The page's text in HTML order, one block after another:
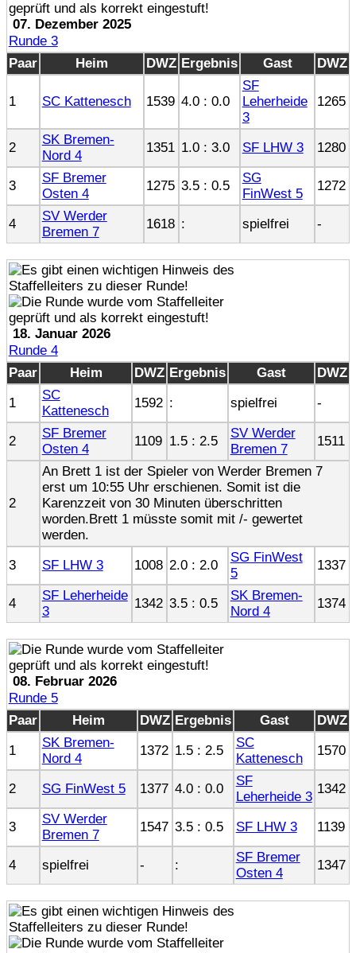
07. Dezember 2025
Runde 3
Paar
Heim DWZ Ergebnis Gast DWZ
1 SC Kattenesch 1539 4.0 : 0.0
SF
Leherheide
3
1265
2
SK Bremen-
Nord 4
1351 1.0 : 3.0 SF LHW 3 1280
3
SF Bremer
Osten 4
1275 3.5 : 0.5
SG
FinWest 5
1272
4
SV Werder
Bremen 7
1618 : spielfrei -
18. Januar 2026
Runde 4
Paar
Heim DWZ Ergebnis Gast
DWZ
1
SC
Kattenesch
1592 : spielfrei -
2
SF Bremer
Osten 4
1109 1.5 : 2.5
SV Werder
Bremen 7
1511
2
An Brett 1 ist der Spieler von Werder Bremen 7
erst um 10:55 Uhr erschienen. Somit ist die
Karenzzeit von 30 Minuten überschritten
worden.Brett 1 müsste somit mit /- gewertet
werden.
3
SF LHW 3 1008 2.0 : 2.0
SG FinWest
5
1337
4
SF Leherheide
3
1342 3.5 : 0.5
SK Bremen-
Nord 4
1374
08. Februar 2026
Runde 5
Paar
Heim DWZ Ergebnis Gast
DWZ
1
SK Bremen-
Nord 4
1372 1.5 : 2.5
SC
Kattenesch
1570
2 SG FinWest 5 1377 4.0 : 0.0
SF
Leherheide 3
1342
3
SV Werder
Bremen 7
1547 3.5 : 0.5 SF LHW 3 1139
4 spielfrei - :
SF Bremer
Osten 4
1347